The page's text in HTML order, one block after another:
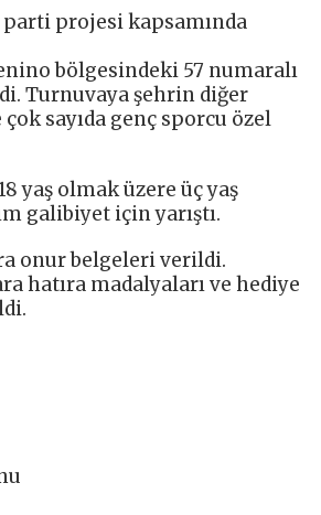
parti projesi kapsamında
bölgesindeki 57 numaralı
Turnuvaya şehrin diğer
sayıda genç sporcu özel
yaş olmak üzere üç yaş
galibiyet için yarıştı.
onur belgeleri verildi.
hatıra madalyaları ve hediye